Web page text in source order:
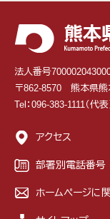
法人番号
〒862-8570 熊本県熊
Tel：096-383-1111（代表
アクセス
部署別電話番号
ホームページに